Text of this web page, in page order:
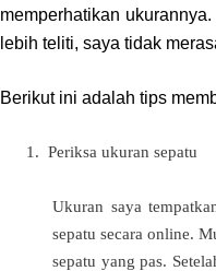
memperhatikan
lebih teliti, saya tidak
Berikut ini adalah tips
1. Periksa ukuran sepatu
Ukuran saya
sepatu secara online.
sepatu yang pas.